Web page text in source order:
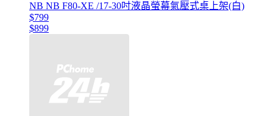
NB NB F80-XE /17-30吋液晶螢幕氣壓式桌上架(白)
$799
$899